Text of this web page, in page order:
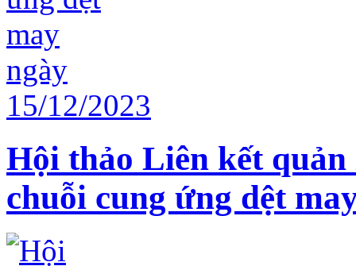
Hội thảo Liên kết
chuỗi cung ứng dệt